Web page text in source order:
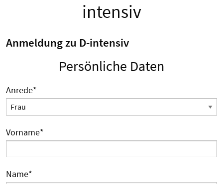
intensiv
Anmeldung zu D-intensiv
Persönliche Daten
Anrede*
Vorname*
Name*